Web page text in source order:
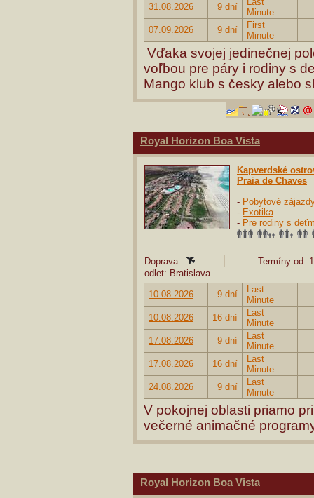
31.08.2026
9 dní
Minute
07.09.2026
9 dní
First
Minute
Vďaka svojej jedinečnej
voľbou pre páry i rodiny s
Mango klub s česky alebo
Royal Horizon Boa Vista
Kapverdské
Praia de Chaves
- Pobytové
- Exotika
- Pre rodiny s
Doprava:
Termíny od:
odlet: Bratislava
10.08.2026
9 dní
Last
Minute
10.08.2026
16 dní
Last
Minute
17.08.2026
9 dní
Last
Minute
17.08.2026
16 dní
Last
Minute
24.08.2026
9 dní
Last
Minute
V pokojnej oblasti priamo
večerné animačné
Royal Horizon Boa Vista